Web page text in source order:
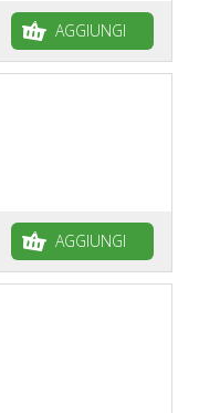
AGGIUNGI
AGGIUNGI